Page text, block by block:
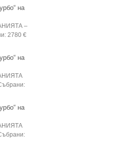
на
–
2780 €
на
на